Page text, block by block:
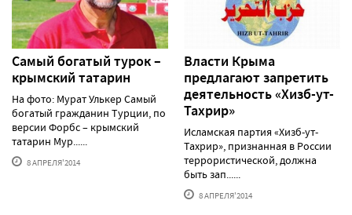
Самый богатый турок –
крымский татарин
На фото: Мурат Улькер Самый
богатый гражданин Турции, по
версии Форбс – крымский
татарин Мур......
8 АПРЕЛЯ'2014
Власти Крыма
предлагают запретить
деятельность «Хизб-ут-
Тахрир»
Исламская партия «Хизб-ут-
Тахрир», признанная в России
террористической, должна
быть зап......
8 АПРЕЛЯ'2014